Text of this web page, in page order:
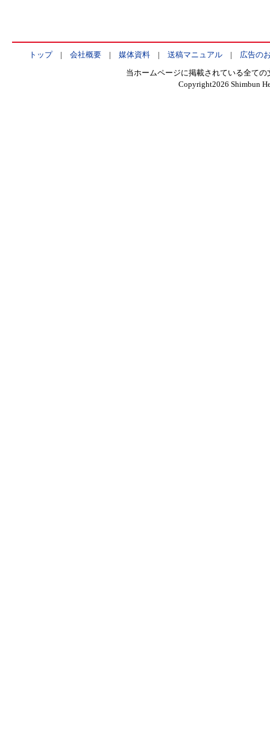
トップ| 会社概要| 媒体資料| 送稿マニュアル| 広告の
当ホームページに掲載されている全て
Copyright2026 Shimbun